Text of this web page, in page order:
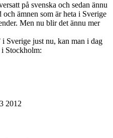
på svenska och sedan ännu
ämnen som är heta i Sverige
Men nu blir det ännu mer
Sverige just nu, kan man i dag
i Stockholm:
2012